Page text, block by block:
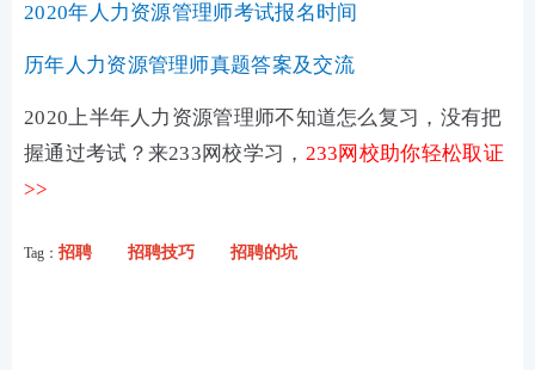
2020年人力资源管理师考试报名时间
历年人力资源管理师真题答案及交流
2020上半年人力资源管理师不知道怎么复习，没有把
握通过考试？来233网校学习， 233网校助你轻松取证
>>
Tag： 招聘 招聘技巧 招聘的坑